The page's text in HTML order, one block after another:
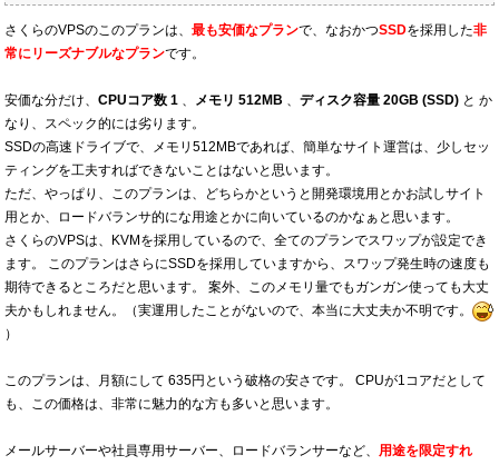
さくらのVPSのこのプランは、 最も安価なプランで、なおかつSSDを採用した非
常にリーズナブルなプランです。
安価な分だけ、 CPUコア数 1 、 メモリ 512MB 、 ディスク容量 20GB (SSD) と か
なり、スペック的には劣ります。
SSDの高速ドライブで、メモリ512MBであれば、簡単なサイト運営は、少しセッ
ティングを工夫すればできないことはないと思います。
ただ、やっぱり、このプランは、どちらかというと開発環境用とかお試しサイト
用とか、ロードバランサ的にな用途とかに向いているのかなぁと思います。
さくらのVPSは、KVMを採用しているので、全てのプランでスワップが設定でき
ます。 このプランはさらにSSDを採用していますから、スワップ発生時の速度も
期待できるところだと思います。 案外、このメモリ量でもガンガン使っても大丈
夫かもしれません。（実運用したことがないので、本当に大丈夫か不明です。
）
このプランは、月額にして 635円という破格の安さです。 CPUが1コアだとして
も、この価格は、非常に魅力的な方も多いと思います。
メールサーバーや社員専用サーバー、ロードバランサーなど、 用途を限定すれ